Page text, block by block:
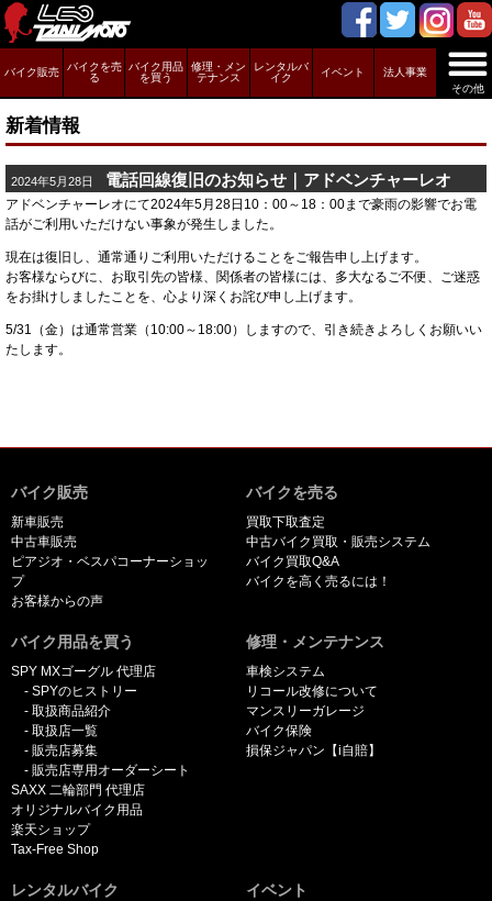
その他
バイク販売
バイクを売
る
バイク用品
を買う
修理・メン
テナンス
レンタルバ
イク
イベント 法人事業
新着情報
2024年5月28日 電話回線復旧のお知らせ｜アドベンチャーレオ
アドベンチャーレオにて2024年5月28日10：00～18：00まで豪雨の影響でお電
話がご利用いただけない事象が発生しました。
現在は復旧し、通常通りご利用いただけることをご報告申し上げます。
お客様ならびに、お取引先の皆様、関係者の皆様には、多大なるご不便、ご迷惑
をお掛けしましたことを、心より深くお詫び申し上げます。
5/31（金）は通常営業（10:00～18:00）しますので、引き続きよろしくお願いい
たします。
バイク販売
新車販売
中古車販売
ピアジオ・ベスパコーナーショッ
プ
お客様からの声
バイクを売る
買取下取査定
中古バイク買取・販売システム
バイク買取Q&A
バイクを高く売るには！
バイク用品を買う
SPY MXゴーグル 代理店
SPYのヒストリー
取扱商品紹介
取扱店一覧
販売店募集
販売店専用オーダーシート
SAXX 二輪部門 代理店
オリジナルバイク用品
楽天ショップ
Tax-Free Shop
修理・メンテナンス
車検システム
リコール改修について
マンスリーガレージ
バイク保険
損保ジャパン【i自賠】
レンタルバイク イベント